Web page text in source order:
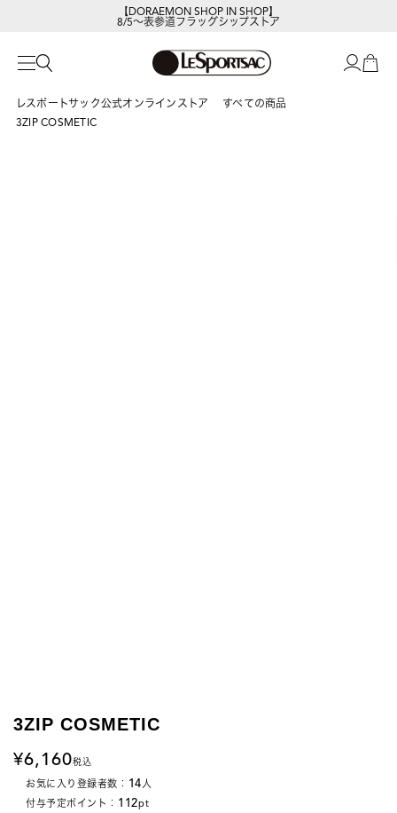
【DORAEMON SHOP IN SHOP】
8/5～表参道フラッグシップストア
レスポートサック公式オンラインストア
すべての商品
3ZIP COSMETIC
3ZIP COSMETIC
6,160税込
お気に入り登録者数： 14人
付与予定ポイント： 112pt